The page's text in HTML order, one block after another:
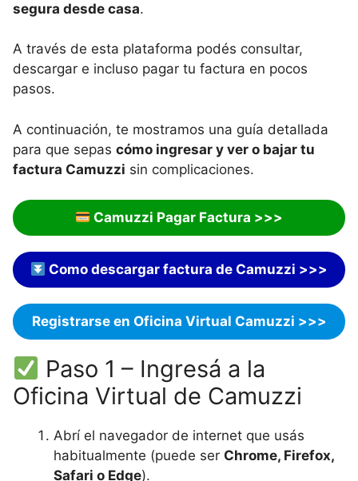
segura desde casa.
A través de esta plataforma podés consultar,
descargar e incluso pagar tu factura en pocos
pasos.
A continuación, te mostramos una guía detallada
para que sepas cómo ingresar y ver o bajar tu
factura Camuzzi sin complicaciones.
Camuzzi Pagar Factura >>>
Como descargar factura de Camuzzi >>>
Registrarse en Oficina Virtual Camuzzi >>>
Paso 1 – Ingresá a la
Oficina Virtual de Camuzzi
Abrí el navegador de internet que usás
habitualmente (puede ser Chrome, Firefox,
Safari o Edge).